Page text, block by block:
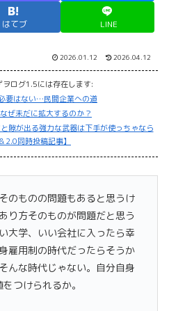
はてブ LINE
2026.01.12 2026.04.12
ヲログ1.5には存在します:
要はない…民間企業への道
ぜ未だに拡大するのか？
隙が出る強力な武器は下手が使っちゃなら
2.0同時投稿記事】
のものの問題もあると思うけ
り方そのものが問題だと思う
大学、いい会社に入ったら幸
雇用制の時代だったらそうか
んな時代じゃない。自分自身
つけられるか。